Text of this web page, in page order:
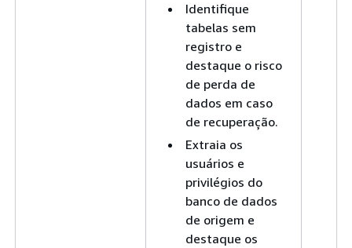
Identifique
tabelas sem
registro e
destaque o risco
de perda de
dados em caso
de recuperação.
Extraia os
usuários e
privilégios do
banco de dados
de origem e
destaque os